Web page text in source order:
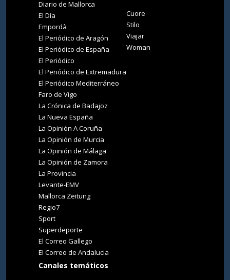
Diario de Mallorca
El Día
Empordà
El Periódico de Aragón
El Periódico de España
El Periódico
El Periódico de Extremadura
El Periódico Mediterráneo
Faro de Vigo
La Crónica de Badajoz
La Nueva España
La Opinión A Coruña
La Opinión de Murcia
La Opinión de Málaga
La Opinión de Zamora
La Provincia
Levante-EMV
Mallorca Zeitung
Regio7
Sport
Superdeporte
El Correo Gallego
El Correo de Andalucia
Canales temáticos
Cuore
Stilo
Viajar
Woman